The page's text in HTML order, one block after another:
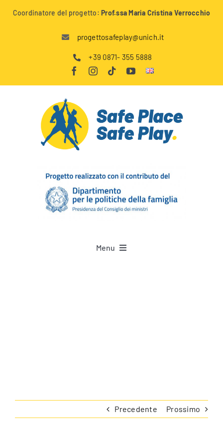
Coordinatore del progetto:Prof.ssa Maria Cristina Verrocchio
progettosafeplay@unich.it
+39 0871- 355 5888
Menu
Precedente Prossimo